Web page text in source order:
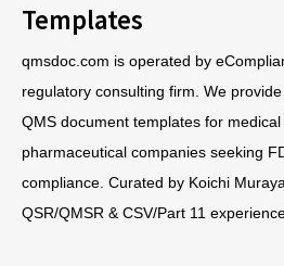
Templates
qmsdoc.com is operated by
regulatory consulting firm. We
QMS document templates for
pharmaceutical companies seeking
compliance. Curated by Koichi
QSR/QMSR & CSV/Part 11